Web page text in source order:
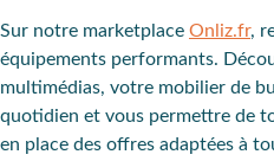
Sur notre marketplace Onliz.fr,
équipements performants.
multimédias, votre mobilier de
quotidien et vous permettre de
en place des offres adaptées à